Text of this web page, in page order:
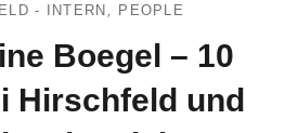
- INTERN PEOPLE
Boegel – 10
Hirschfeld und